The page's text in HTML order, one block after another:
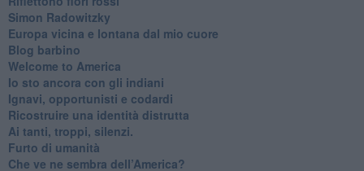
Simon Radowitzky
Europa vicina e lontana dal mio cuore
Blog barbino
Welcome to America
​Io sto ancora con gli indiani
​Ignavi, opportunisti e codardi
Ricostruire una identità distrutta
Ai tanti, troppi, silenzi.
​Furto di umanità
​Che ve ne sembra dell’America?